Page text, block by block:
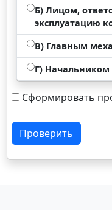
Б) Лицом,
эксплуатацию
В) Главным
Г) Начальником
Сформировать
Проверить